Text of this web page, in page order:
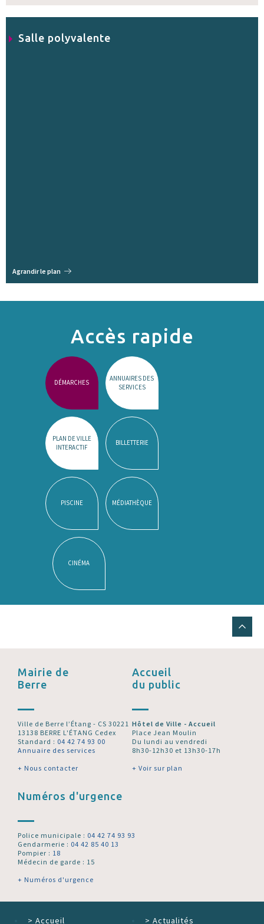
Salle polyvalente
Agrandir le plan
Accès rapide
DÉMARCHES
ANNUAIRES DES
SERVICES
PLAN DE VILLE
INTERACTIF
BILLETTERIE
PISCINE MÉDIATHÈQUE
CINÉMA
Mairie de
Berre
Ville de Berre l’Étang - CS 30221
13138 BERRE L'ÉTANG Cedex
Standard : 04 42 74 93 00
Annuaire des services
+ Nous contacter
Accueil
du public
Hôtel de Ville - Accueil
Place Jean Moulin
Du lundi au vendredi
8h30-12h30 et 13h30-17h
+ Voir sur plan
Numéros d'urgence
Police municipale : 04 42 74 93 93
Gendarmerie : 04 42 85 40 13
Pompier : 18
Médecin de garde : 15
+ Numéros d'urgence
> Accueil > Actualités